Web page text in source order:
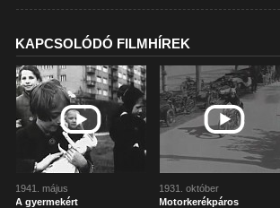
KAPCSOLÓDÓ FILMHÍREK
1941. május
A gyermekért
1931. október
Motorkerékpáros